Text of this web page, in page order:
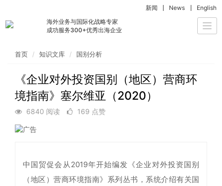
海外业务与国际化战略专家
成功服务300+优秀出海企业
新闻 News English
首页 知识文库 国别分析
《企业对外投资国别（地区）营商环
境指南》塞尔维亚（2020）
6840 阅读 169 点赞
中国贸促会从2019年开始编发《企业对外投资国别
（地区）营商环境指南》系列丛书，系统介绍有关国